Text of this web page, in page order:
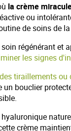
la crème
ou
de soins de
régénérant et
les signes
tiraillements ou
bouclier
crème